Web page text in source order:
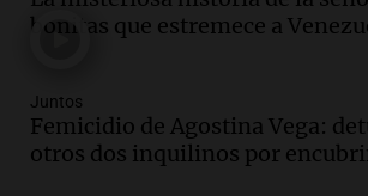
Audio.Media sanción a la
inviolabilidad: un avance
Episodios
Audio.Promocionan cortes
bonitas que estremece a
Juntos
Femicidio de Agostina Vega:
otros dos inquilinos por